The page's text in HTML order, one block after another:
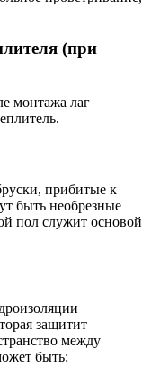
(при
монтажа лаг
прибитые к
быть необрезные
пол служит основой
защитит
между
быть: